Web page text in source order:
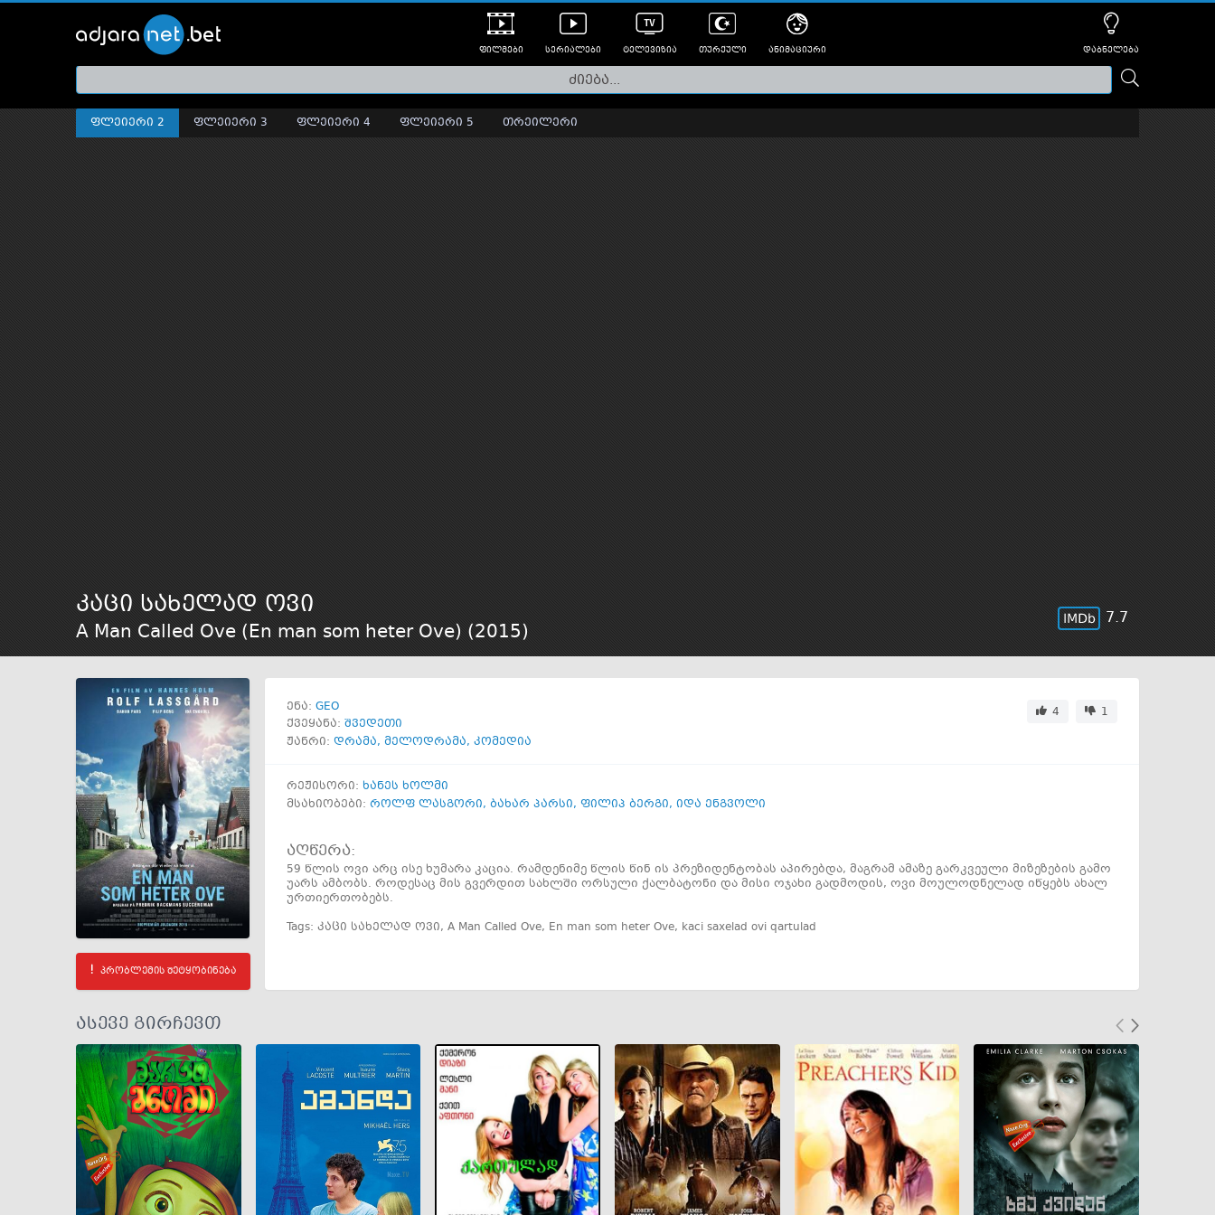
ფილმები
თრეილერები
სერიალები ტელევიზია თურქული ანიმაციური დაბნელება
ფლეიერი 2 ფლეიერი 3 ფლეიერი 4 ფლეიერი 5 თრეილერი
კაცი სახელად ოვი
A Man Called Ove (En man som heter Ove) (2015)
7.7
პრობლემის შეტყობინება
ენა: GEO
ქვეყანა: შვედეთი
4
1
ჟანრი: დრამა, მელოდრამა, კომედია
რეჟისორი: ხანეს ხოლმი
მსახიობები: როლფ ლასგორი, ბახარ პარსი, ფილიპ ბერგი, იდა ენგვოლი
აღწერა:
59 წლის ოვი არც ისე ხუმარა კაცია. რამდენიმე წლის წინ ის პრეზიდენტობას აპირებდა, მაგრამ ამაზე გარკვეული მიზეზების გამო
უარს ამბობს. როდესაც მის გვერდით სახლში ორსული ქალბატონი და მისი ოჯახი გადმოდის, ოვი მოულოდნელად იწყებს ახალ
ურთიერთობებს.
Tags: კაცი სახელად ოვი, A Man Called Ove, En man som heter Ove, kaci saxelad ovi qartulad
ასევე გირჩევთ